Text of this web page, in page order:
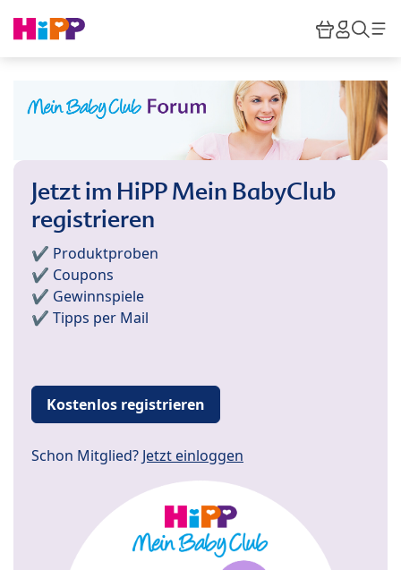
HiPP
Jetzt im HiPP Mein BabyClub
registrieren
✔️ Produktproben
✔️ Coupons
✔️ Gewinnspiele
✔️ Tipps per Mail
Kostenlos registrieren
Schon Mitglied? Jetzt einloggen